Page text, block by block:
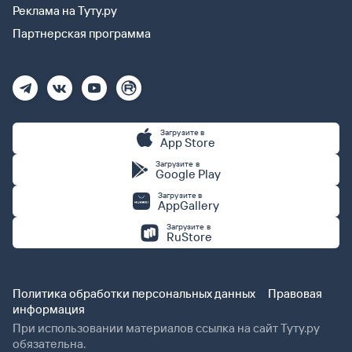
Реклама на Туту.ру
Партнерская программа
Загрузите в
App Store
Загрузите в
Google Play
Загрузите в
AppGallery
Загрузите в
RuStore
Политика обработки персональных данных
Правовая
информация
При использовании материалов ссылка на сайт Туту.ру
обязательна.